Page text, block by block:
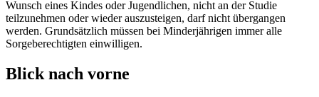
Wunsch eines Kindes oder Jugendlichen, nicht an der Studie
teilzunehmen oder wieder auszusteigen, darf nicht übergangen
werden. Grundsätzlich müssen bei Minderjährigen immer alle
Sorgeberechtigten einwilligen.
Blick nach vorne